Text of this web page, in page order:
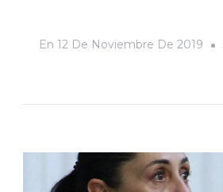
En 12 De Noviembre De 2019